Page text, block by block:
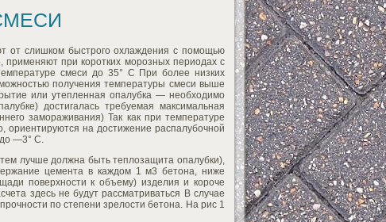
от слишком быстрого охлаждения с помощью
применяют при коротких морозных периодах с
смеси до 35° С При более низких
получения температуры смеси выше
или утепленная опалубка — необходимо
достигалась требуемая максимальная
замораживания) Так как при температуре
ориентируются на достижение распалубочной
—3° С.
лучше должна быть теплозащита опалубки),
цемента в каждом 1 м3 бетона, ниже
поверхности к объему) изделия и короче
здесь не будут рассматриваться В случае
по степени зрелости бетона. На рис 1